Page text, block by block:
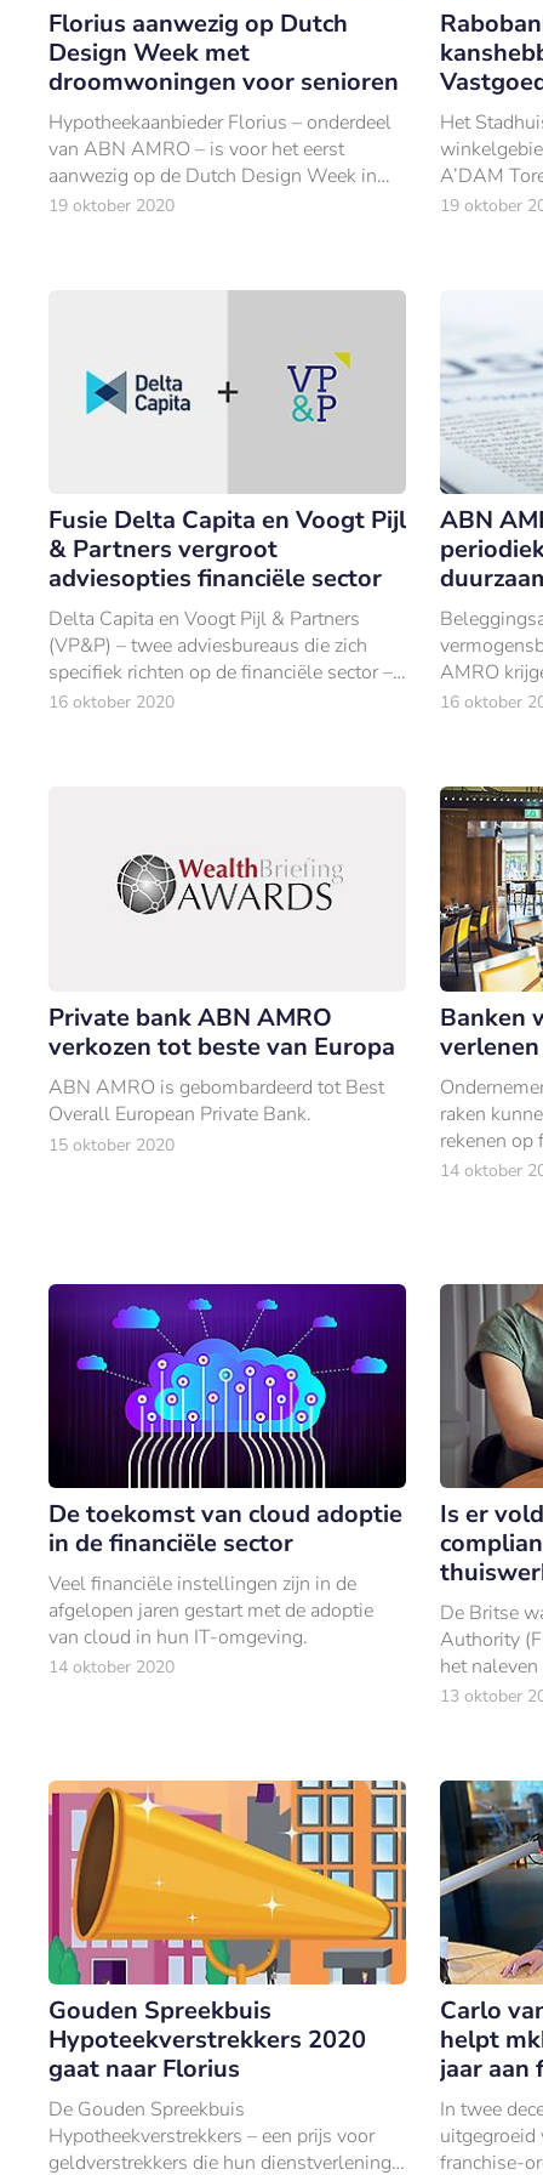
Florius aanwezig op Dutch
Design Week met
droomwoningen voor senioren
Hypotheekaanbieder Florius – onderdeel
van ABN AMRO – is voor het eerst
aanwezig op de Dutch Design Week in
Eindhoven.
19 oktober 2020
Het
A’DAM
19 oktober
Fusie Delta Capita en Voogt Pijl
& Partners vergroot
adviesopties financiële sector
Delta Capita en Voogt Pijl & Partners
(VP&P) – twee adviesbureaus die zich
specifiek richten op de financiële sector –
bundelen hun krachten.
16 oktober 2020
ABN
AMRO
in de mate
16 oktober
Private bank ABN AMRO
verkozen tot beste van Europa
ABN AMRO is gebombardeerd tot Best
Overall European Private Bank.
15 oktober 2020
Banken
raken
rekenen op
Of dat nu is
14 oktober
De toekomst van cloud adoptie
in de financiële sector
Veel financiële instellingen zijn in de
afgelopen jaren gestart met de adoptie
van cloud in hun IT-omgeving.
14 oktober 2020
Is er
De Britse
Authority
het
13 oktober
Gouden Spreekbuis
Hypoteekverstrekkers 2020
gaat naar Florius
De Gouden Spreekbuis
Hypotheekverstrekkers – een prijs voor
geldverstrekkers die hun dienstverlening
Carlo
helpt
jaar aan
In twee
uitgegroeid
franchise-